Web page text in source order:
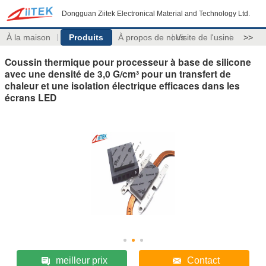
Dongguan Ziitek Electronical Material and Technology Ltd.
À la maison Produits À propos de nousVisite de l'usine >>
Coussin thermique pour processeur à base de silicone
avec une densité de 3,0 G/cm³ pour un transfert de
chaleur et une isolation électrique efficaces dans les
écrans LED
meilleur prix Contact